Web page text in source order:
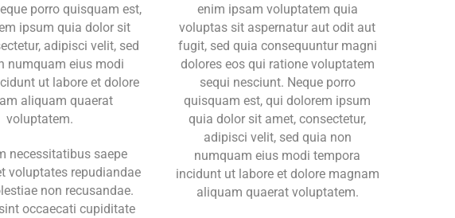
porro quisquam est,
ipsum quia dolor sit
adipisci velit, sed
numquam eius modi
ut labore et dolore
aliquam quaerat
voluptatem.
necessitatibus saepe
voluptates repudiandae
non recusandae.
occaecati cupiditate
enim ipsam voluptatem quia
voluptas sit aspernatur aut odit aut
fugit, sed quia consequuntur magni
dolores eos qui ratione voluptatem
sequi nesciunt. Neque porro
quisquam est, qui dolorem ipsum
quia dolor sit amet, consectetur,
adipisci velit, sed quia non
numquam eius modi tempora
incidunt ut labore et dolore magnam
aliquam quaerat voluptatem.